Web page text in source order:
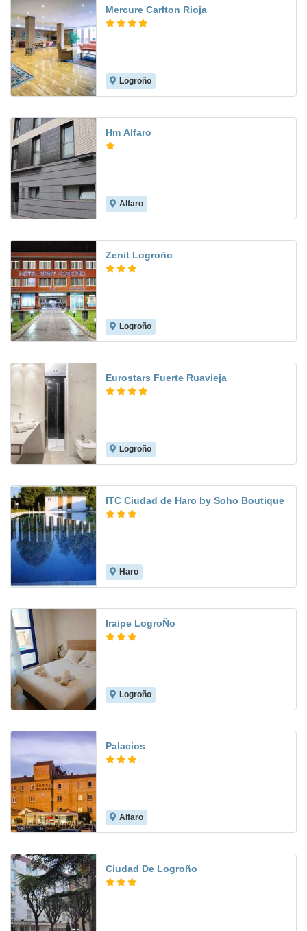
Mercure Carlton Rioja
Logroño
Hm Alfaro
Alfaro
Zenit Logroño
Logroño
Eurostars Fuerte Ruavieja
Logroño
ITC Ciudad de Haro by Soho Boutique
Haro
Iraipe LogroÑo
Logroño
Palacios
Alfaro
Ciudad De Logroño